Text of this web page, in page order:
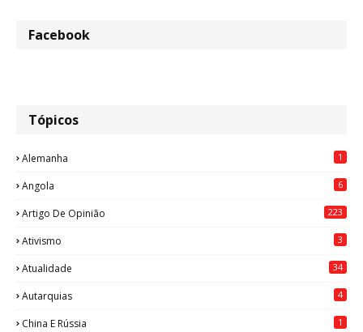
Facebook
Tópicos
Alemanha 1
Angola 6
Artigo De Opinião 223
Ativismo 3
Atualidade 34
Autarquias 4
China E Rússia 1